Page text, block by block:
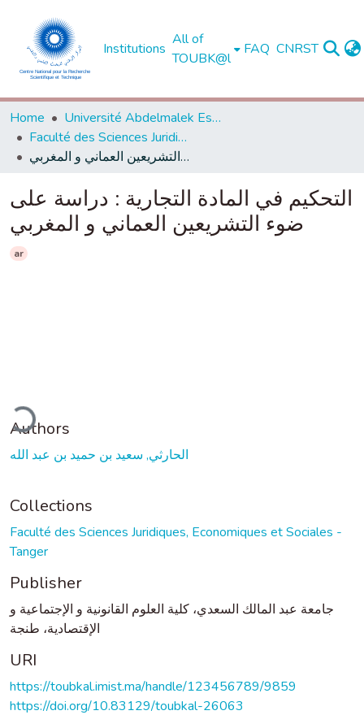
Institutions
All of
TOUBK@l
FAQ CNRST
Home
Université Abdelmalek Essaadi - Tétouan
Faculté des Sciences Juridiques, Economiques et Sociales - Tanger
التحكيم في المادة التجارية : دراسة على ضوء التشريعين العماني و المغربي
التحكيم في المادة التجارية : دراسة على
ضوء التشريعين العماني و المغربي
ar
Authors
الحارثي, سعيد بن حميد بن عبد الله
Collections
Faculté des Sciences Juridiques, Economiques et Sociales -
Tanger
Publisher
جامعة عبد المالك السعدي، كلية العلوم القانونية و الإجتماعية و
الإقتصادية، طنجة
URI
https://toubkal.imist.ma/handle/123456789/9859
https://doi.org/10.83129/toubkal-26063